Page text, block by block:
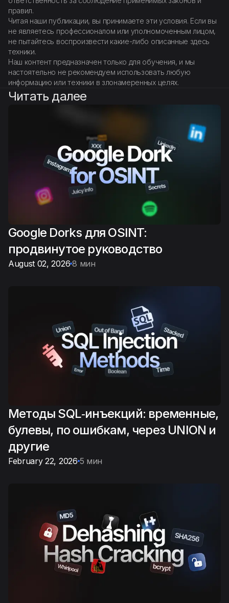
правил.
Читая наши публикации, вы принимаете эти условия. Если вы
не являетесь профессионалом или уполномоченным лицом,
не пытайтесь воспроизвести какие-либо описанные здесь
техники.
Наш контент предназначен только для обучения, и мы
настоятельно не рекомендуем использовать любую
информацию или техники в злонамеренных целях.
Читать далее
Google Dorks для OSINT:
продвинутое руководство
August 02, 2026 8 мин
Методы SQL‑инъекций: временные,
булевы, по ошибкам, через UNION и
другие
February 22, 2026 5 мин